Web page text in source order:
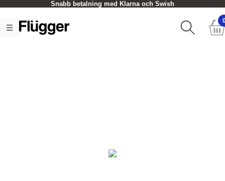
Snabb betalning med Klarna och Swish